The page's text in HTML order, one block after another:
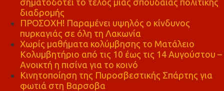
σηματοδοτεί το τέλος μιας σπουδαίας πολιτικής
διαδρομής
ΠΡΟΣΟΧΗ! Παραμένει υψηλός ο κίνδυνος
πυρκαγιάς σε όλη τη Λακωνία
Χωρίς μαθήματα κολύμβησης το Ματάλειο
Κολυμβητήριο από τις 10 έως τις 14 Αυγούστου –
Ανοικτή η πισίνα για το κοινό
Κινητοποίηση της Πυροσβεστικής Σπάρτης για
φωτιά στη Βαρσοβα